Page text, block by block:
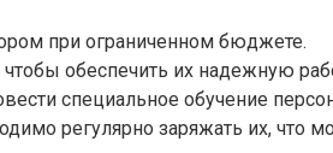
при ограниченном бюджете.
обеспечить их надежную
специальное обучение
регулярно заряжать их, что